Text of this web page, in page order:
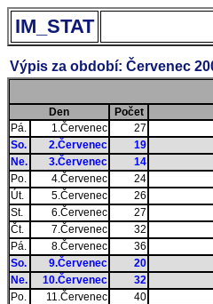
IM_STAT
Výpis za období: Červenec
Den
Počet
Pá.
1.Červenec 27
So.
2.Červenec 19
Ne.
3.Červenec 14
Po.
4.Červenec 24
Út.
5.Červenec 26
St.
6.Červenec 27
Čt.
7.Červenec 32
Pá.
8.Červenec 36
So.
9.Červenec 20
Ne.
10.Červenec 32
Po.
11.Červenec 40